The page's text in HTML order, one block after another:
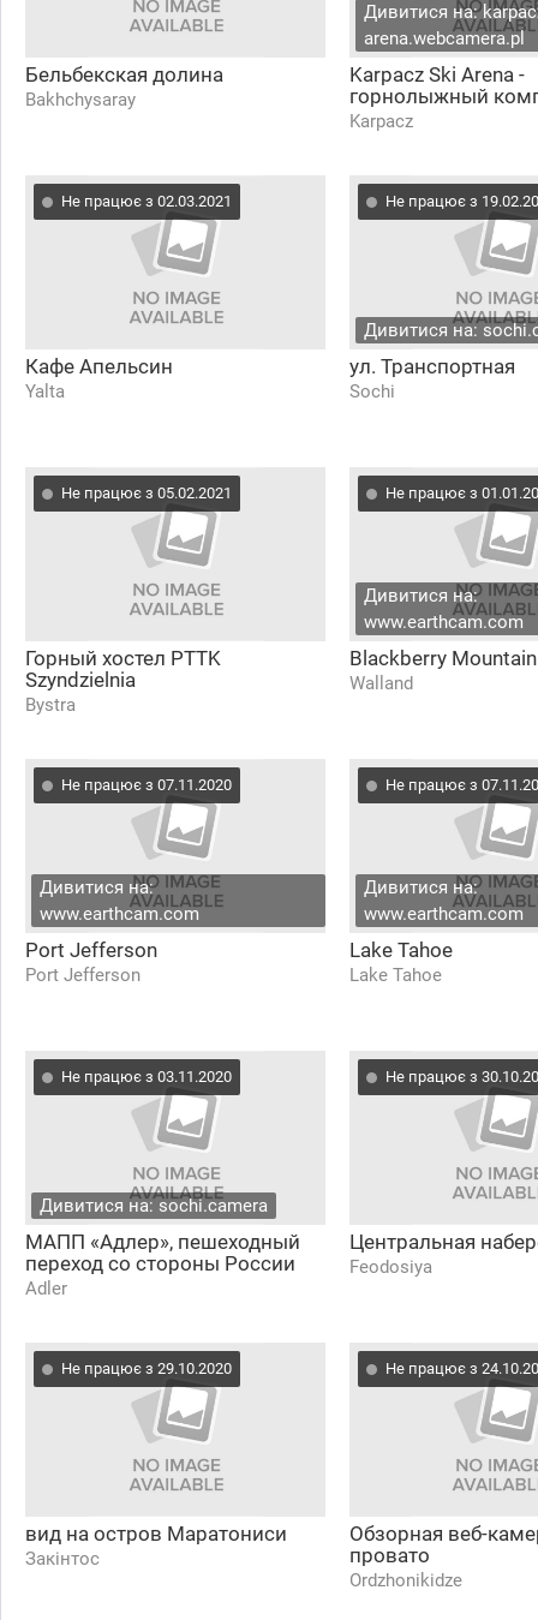
Бельбекская долина
Bakhchysaray
Дивитися на:
arena.webcamera.pl
Karpacz Ski Arena -
горнолыжный
Karpacz
Не працює з 02.03.2021
Кафе Апельсин
Yalta
Не працює з
Дивитися на:
ул. Транспортная
Sochi
Не працює з 05.02.2021
Горный хостел PTTK
Szyndzielnia
Bystra
Не працює з
Дивитися на:
www.earthcam.com
Blackberry Mountain
Walland
Не працює з 07.11.2020
Дивитися на:
www.earthcam.com
Port Jefferson
Port Jefferson
Не працює з
Дивитися на:
www.earthcam.com
Lake Tahoe
Lake Tahoe
Не працює з 03.11.2020
Дивитися на: sochi.camera
МАПП «Адлер», пешеходный
переход со стороны России
Adler
Не працює з
Центральная
Feodosiya
Не працює з 29.10.2020
вид на остров Маратониси
Закінтос
Не працює з
Обзорная веб-
провато
Ordzhonikidze